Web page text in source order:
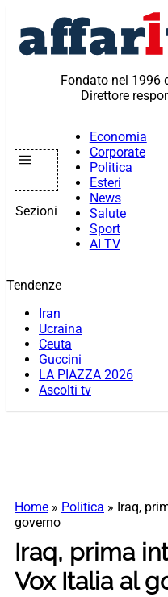
contenuto
Fondato nel 1996
Direttore
Sezioni
Economia
Corporate
Politica
Esteri
News
Salute
Sport
AI TV
Tendenze
Iran
Ucraina
Ceuta
Guccini
LA PIAZZA 2026
Ascolti tv
Home » Politica » Iraq,
governo
Iraq, prima
Vox Italia al